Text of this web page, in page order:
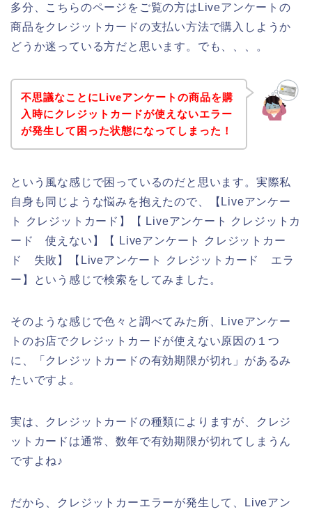
多分、こちらのページをご覧の方はLiveアンケートの
商品をクレジットカードの支払い方法で購入しようか
どうか迷っている方だと思います。でも、、、。
不思議なことにLiveアンケートの商品を購
入時にクレジットカードが使えないエラー
が発生して困った状態になってしまった！
という風な感じで困っているのだと思います。実際私
自身も同じような悩みを抱えたので、【Liveアンケー
ト クレジットカード】【 Liveアンケート クレジットカ
ード 使えない】【 Liveアンケート クレジットカー
ド 失敗】【Liveアンケート クレジットカード エラ
ー】という感じで検索をしてみました。
そのような感じで色々と調べてみた所、Liveアンケー
トのお店でクレジットカードが使えない原因の１つ
に、「クレジットカードの有効期限が切れ」があるみ
たいですよ。
実は、クレジットカードの種類によりますが、クレジ
ットカードは通常、数年で有効期限が切れてしまうん
ですよね♪
だから、クレジットカーエラーが発生して、Liveアン